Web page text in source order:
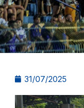
31/07/2025